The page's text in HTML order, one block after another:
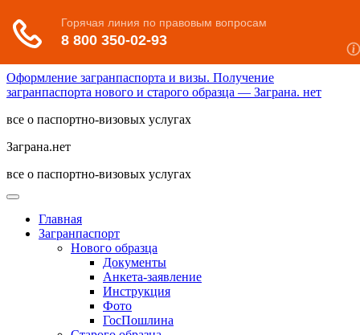
Оформление загранпаспорта и визы. Получение
загранпаспорта нового и старого образца — Заграна. нет
все о паспортно-визовых услугах
Заграна.нет
все о паспортно-визовых услугах
Главная
Загранпаспорт
Нового образца
Документы
Анкета-заявление
Инструкция
Фото
ГосПошлина